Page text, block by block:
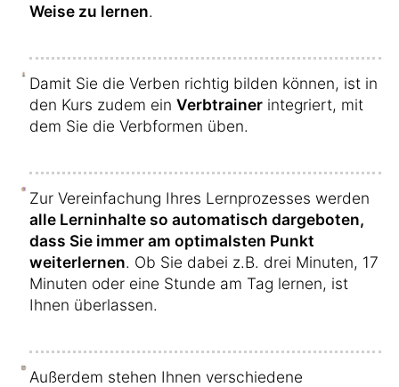
Weise zu lernen.
Damit Sie die Verben richtig bilden können, ist in
den Kurs zudem ein Verbtrainer integriert, mit
dem Sie die Verbformen üben.
Zur Vereinfachung Ihres Lernprozesses werden
alle Lerninhalte so automatisch dargeboten,
dass Sie immer am optimalsten Punkt
weiterlernen. Ob Sie dabei z.B. drei Minuten, 17
Minuten oder eine Stunde am Tag lernen, ist
Ihnen überlassen.
Außerdem stehen Ihnen verschiedene